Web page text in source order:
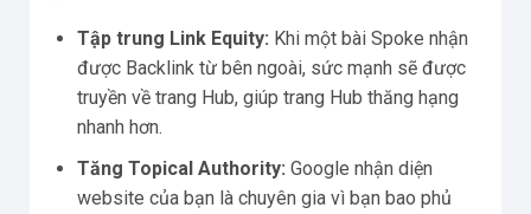
Tập trung Link Equity: Khi một bài Spoke nhận
được Backlink từ bên ngoài, sức mạnh sẽ được
truyền về trang Hub, giúp trang Hub thăng hạng
nhanh hơn.
Tăng Topical Authority: Google nhận diện
website của bạn là chuyên gia vì bạn bao phủ